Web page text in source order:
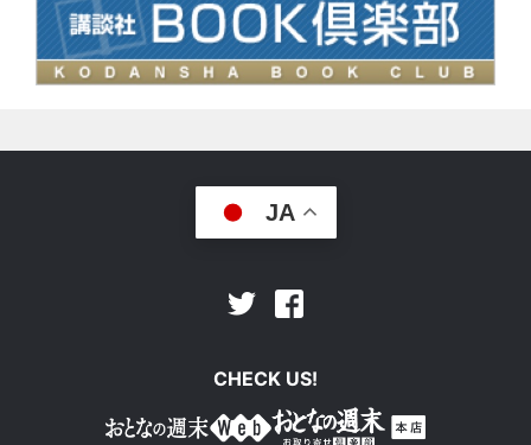
JA
Twitter
CHECK US!